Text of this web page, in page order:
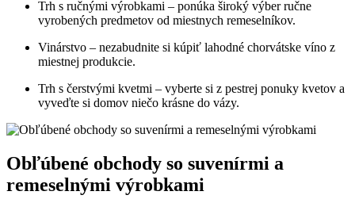
Trh s ručnými výrobkami – ponúka široký výber ručne
vyrobených predmetov od miestnych remeselníkov.
Vinárstvo – nezabudnite si kúpiť lahodné chorvátske víno z
miestnej produkcie.
Trh s čerstvými kvetmi – vyberte si z pestrej ponuky kvetov a
vyveďte si domov niečo krásne do vázy.
Obľúbené obchody so suvenírmi a
remeselnými výrobkami